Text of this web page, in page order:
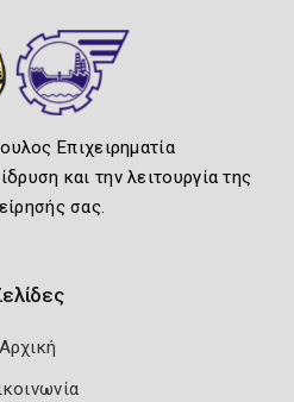
Επιχειρηματία
και την λειτουργία της
σας.
Αρχική